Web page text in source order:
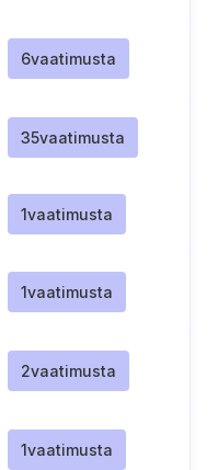
6vaatimusta
35vaatimusta
1vaatimusta
1vaatimusta
2vaatimusta
1vaatimusta